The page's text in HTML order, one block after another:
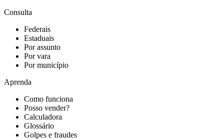
Consulta
Federais
Estaduais
Por assunto
Por vara
Por município
Aprenda
Como funciona
Posso vender?
Calculadora
Glossário
Golpes e fraudes